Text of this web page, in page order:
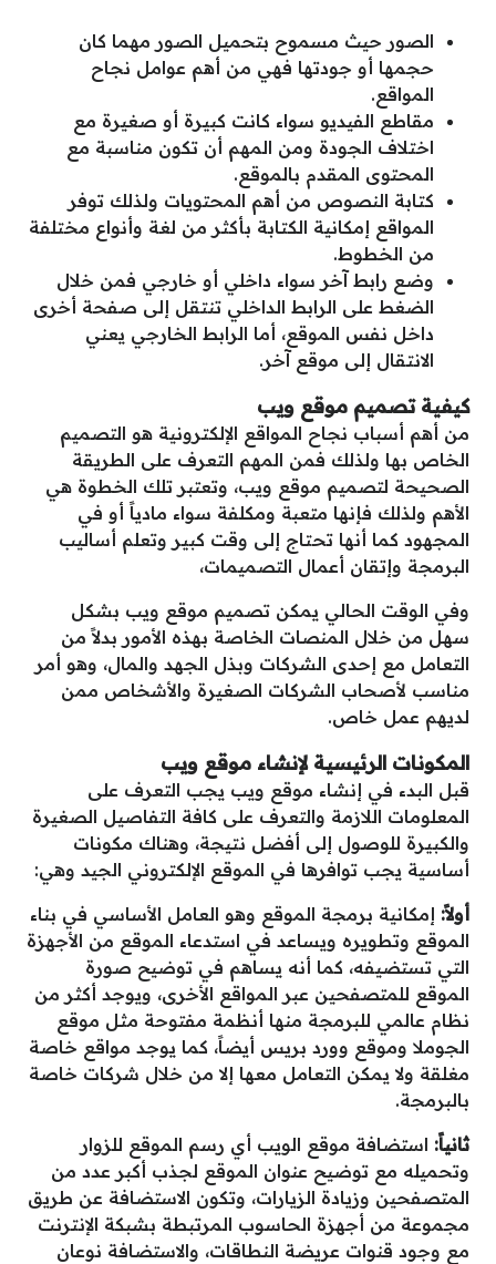
الصور حيث مسموح بتحميل الصور مهما كان
حجمها أو جودتها فهي من أهم عوامل نجاح
المواقع.
مقاطع الفيديو سواء كانت كبيرة أو صغيرة مع
اختلاف الجودة ومن المهم أن تكون مناسبة مع
المحتوى المقدم بالموقع.
كتابة النصوص من أهم المحتويات ولذلك توفر
المواقع إمكانية الكتابة بأكثر من لغة وأنواع مختلفة
من الخطوط.
وضع رابط آخر سواء داخلي أو خارجي فمن خلال
الضغط على الرابط الداخلي تنتقل إلى صفحة أخرى
داخل نفس الموقع، أما الرابط الخارجي يعني
الانتقال إلى موقع آخر.
كيفية تصميم موقع ويب
من أهم أسباب نجاح المواقع الإلكترونية هو التصميم
الخاص بها ولذلك فمن المهم التعرف على الطريقة
الصحيحة لتصميم موقع ويب، وتعتبر تلك الخطوة هي
الأهم ولذلك فإنها متعبة ومكلفة سواء مادياً أو في
المجهود كما أنها تحتاج إلى وقت كبير وتعلم أساليب
البرمجة وإتقان أعمال التصميمات،
وفي الوقت الحالي يمكن تصميم موقع ويب بشكل
سهل من خلال المنصات الخاصة بهذه الأمور بدلاً من
التعامل مع إحدى الشركات وبذل الجهد والمال، وهو أمر
مناسب لأصحاب الشركات الصغيرة والأشخاص ممن
لديهم عمل خاص.
المكونات الرئيسية لإنشاء موقع ويب
قبل البدء في إنشاء موقع ويب يجب التعرف على
المعلومات اللازمة والتعرف على كافة التفاصيل الصغيرة
والكبيرة للوصول إلى أفضل نتيجة، وهناك مكونات
أساسية يجب توافرها في الموقع الإلكتروني الجيد وهي:
أولاً: إمكانية برمجة الموقع وهو العامل الأساسي في بناء
الموقع وتطويره ويساعد في استدعاء الموقع من الأجهزة
التي تستضيفه، كما أنه يساهم في توضيح صورة
الموقع للمتصفحين عبر المواقع الأخرى، ويوجد أكثر من
نظام عالمي للبرمجة منها أنظمة مفتوحة مثل موقع
الجوملا وموقع وورد بريس أيضاً، كما يوجد مواقع خاصة
مغلقة ولا يمكن التعامل معها إلا من خلال شركات خاصة
بالبرمجة.
ثانياً: استضافة موقع الويب أي رسم الموقع للزوار
وتحميله مع توضيح عنوان الموقع لجذب أكبر عدد من
المتصفحين وزيادة الزيارات، وتكون الاستضافة عن طريق
مجموعة من أجهزة الحاسوب المرتبطة بشبكة الإنترنت
مع وجود قنوات عريضة النطاقات، والاستضافة نوعان